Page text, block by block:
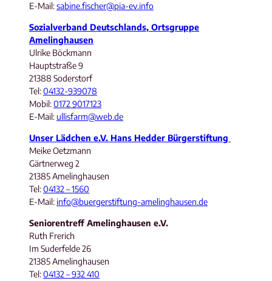
E-Mail:sabine.fischer@pia-ev.info
Sozialverband Deutschlands, Ortsgruppe
Amelinghausen
Ulrike Böckmann
Hauptstraße 9
21388 Soderstorf
Tel:04132-939078
Mobil:0172 9017123
E-Mail: ullisfarm@web.de
Unser Lädchen e.V. Hans Hedder Bürgerstiftung
Meike Oetzmann
Gärtnerweg 2
21385 Amelinghausen
Tel:04132 – 1560
E-Mail: info@buergerstiftung-amelinghausen.de
Seniorentreff Amelinghausen e.V.
Ruth Frerich
Im Suderfelde 26
21385 Amelinghausen
Tel:04132 – 932 410